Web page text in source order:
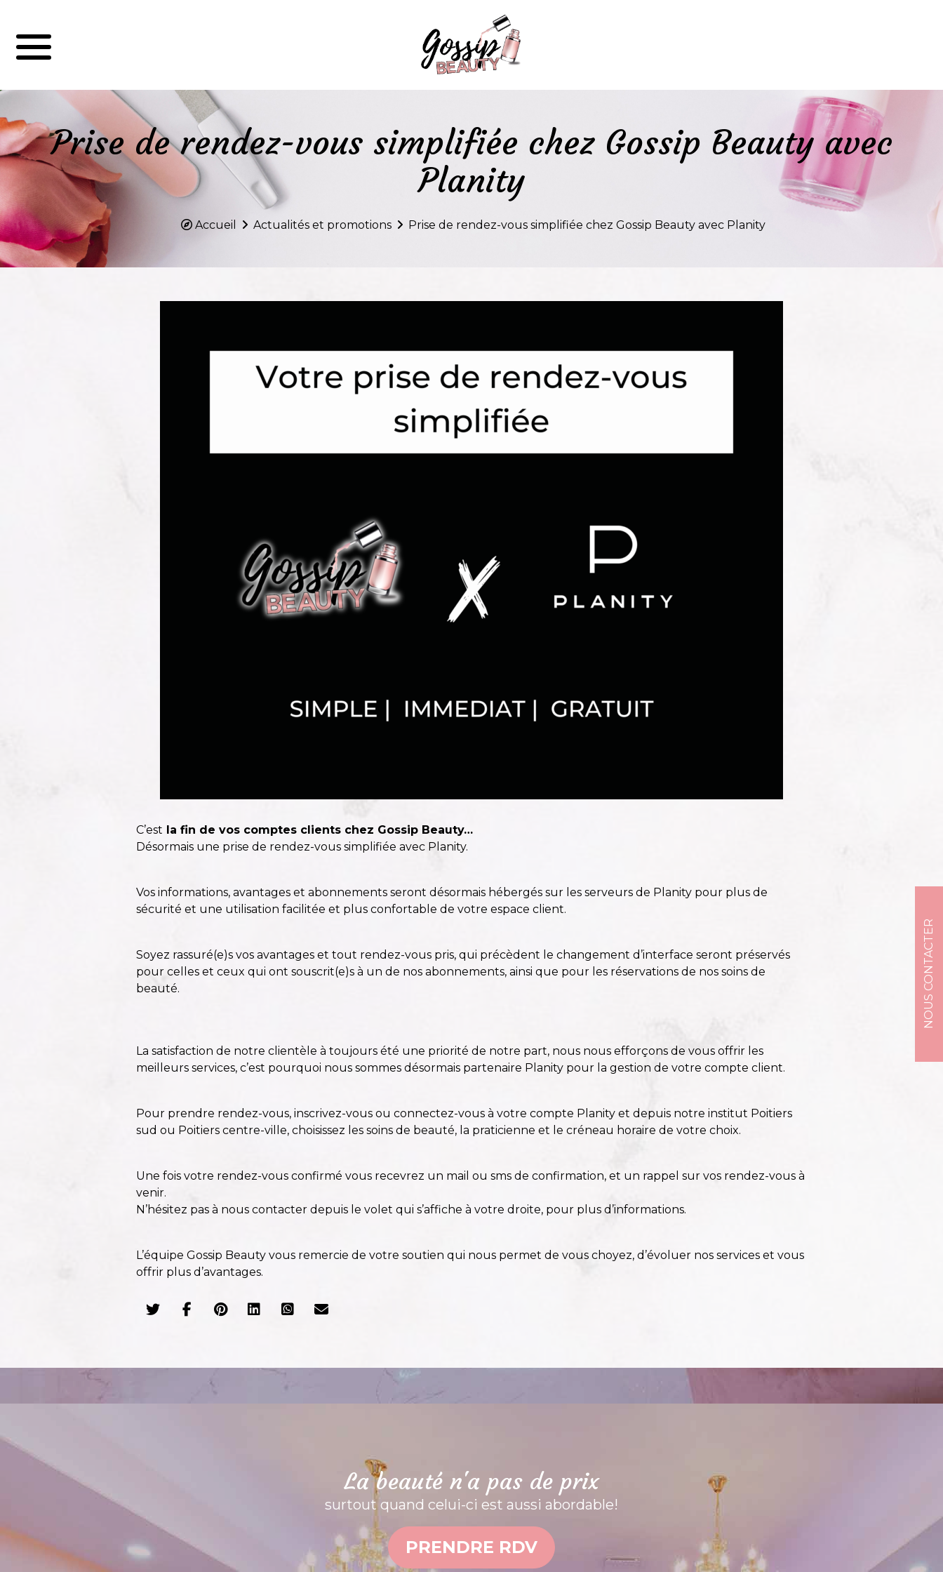
Prise de rendez-vous simplifiée chez Gossip Beauty avec
Planity
Accueil Actualités et promotions Prise de rendez-vous simplifiée chez Gossip Beauty avec Planity
NOUS CONTACTER
C’est la fin de vos comptes clients chez Gossip Beauty…
Désormais une prise de rendez-vous simplifiée avec Planity.
Vos informations, avantages et abonnements seront désormais hébergés sur les serveurs de Planity pour plus de
sécurité et une utilisation facilitée et plus confortable de votre espace client.
Soyez rassuré(e)s vos avantages et tout rendez-vous pris, qui précèdent le changement d’interface seront préservés
pour celles et ceux qui ont souscrit(e)s à un de nos abonnements, ainsi que pour les réservations de nos soins de
beauté.
La satisfaction de notre clientèle à toujours été une priorité de notre part, nous nous efforçons de vous offrir les
meilleurs services, c’est pourquoi nous sommes désormais partenaire Planity pour la gestion de votre compte client.
Pour prendre rendez-vous, inscrivez-vous ou connectez-vous à votre compte Planity et depuis notre institut Poitiers
sud ou Poitiers centre-ville, choisissez les soins de beauté, la praticienne et le créneau horaire de votre choix.
Une fois votre rendez-vous confirmé vous recevrez un mail ou sms de confirmation, et un rappel sur vos rendez-vous à
venir.
N’hésitez pas à nous contacter depuis le volet qui s’affiche à votre droite, pour plus d’informations.
L’équipe Gossip Beauty vous remercie de votre soutien qui nous permet de vous choyez, d’évoluer nos services et vous
offrir plus d’avantages.
La beauté n'a pas de prix
surtout quand celui-ci est aussi abordable!
PRENDRE RDV